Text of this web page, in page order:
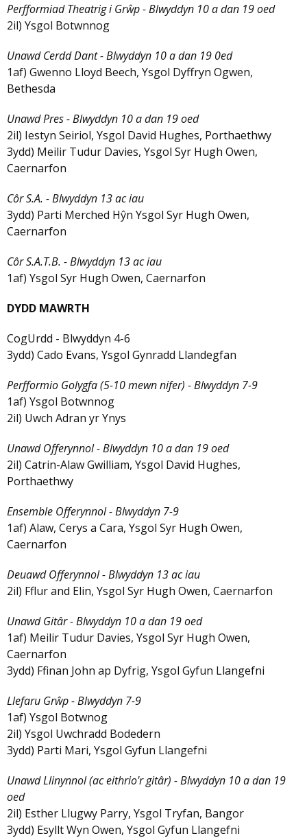
Perfformiad Theatrig i Grŵp - Blwyddyn 10 a dan 19 oed
2il) Ysgol Botwnnog
Unawd Cerdd Dant - Blwyddyn 10 a dan 19 0ed
1af) Gwenno Lloyd Beech, Ysgol Dyffryn Ogwen,
Bethesda
Unawd Pres - Blwyddyn 10 a dan 19 oed
2il) Iestyn Seiriol, Ysgol David Hughes, Porthaethwy
3ydd) Meilir Tudur Davies, Ysgol Syr Hugh Owen,
Caernarfon
Côr S.A. - Blwyddyn 13 ac iau
3ydd) Parti Merched Hŷn Ysgol Syr Hugh Owen,
Caernarfon
Côr S.A.T.B. - Blwyddyn 13 ac iau
1af) Ysgol Syr Hugh Owen, Caernarfon
DYDD MAWRTH
CogUrdd - Blwyddyn 4-6
3ydd) Cado Evans, Ysgol Gynradd Llandegfan
Perfformio Golygfa (5-10 mewn nifer) - Blwyddyn 7-9
1af) Ysgol Botwnnog
2il) Uwch Adran yr Ynys
Unawd Offerynnol - Blwyddyn 10 a dan 19 oed
2il) Catrin-Alaw Gwilliam, Ysgol David Hughes,
Porthaethwy
Ensemble Offerynnol - Blwyddyn 7-9
1af) Alaw, Cerys a Cara, Ysgol Syr Hugh Owen,
Caernarfon
Deuawd Offerynnol - Blwyddyn 13 ac iau
2il) Fflur and Elin, Ysgol Syr Hugh Owen, Caernarfon
Unawd Gitâr - Blwyddyn 10 a dan 19 oed
1af) Meilir Tudur Davies, Ysgol Syr Hugh Owen,
Caernarfon
3ydd) Ffinan John ap Dyfrig, Ysgol Gyfun Llangefni
Llefaru Grŵp - Blwyddyn 7-9
1af) Ysgol Botwnog
2il) Ysgol Uwchradd Bodedern
3ydd) Parti Mari, Ysgol Gyfun Llangefni
Unawd Llinynnol (ac eithrio'r gitâr) - Blwyddyn 10 a dan 19
oed
2il) Esther Llugwy Parry, Ysgol Tryfan, Bangor
3ydd) Esyllt Wyn Owen, Ysgol Gyfun Llangefni